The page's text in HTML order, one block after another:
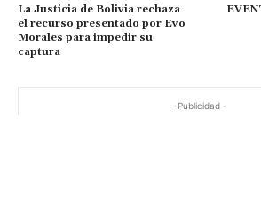
La Justicia de Bolivia rechaza
el recurso presentado por Evo
Morales para impedir su
captura
- Publicidad -